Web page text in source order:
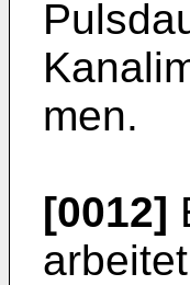
men.
[0012]